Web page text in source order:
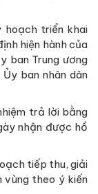
hoạch triển khai
hiện hành của
ban Trung ương
ban nhân dân
trả lời bằng
nhận được hồ
tiếp thu, giải
vùng theo ý kiến